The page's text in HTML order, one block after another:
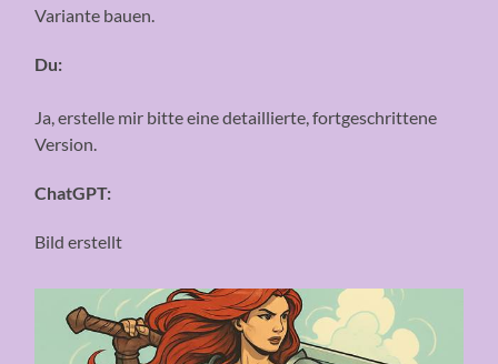
Variante bauen.
Du:
Ja, erstelle mir bitte eine detaillierte, fortgeschrittene
Version.
ChatGPT:
Bild erstellt